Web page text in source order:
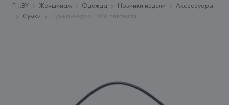
FH.BY Женщинам Одежда Новинки недели
Аксессуары
Сумки
Сумка-ведро TRINI плетеная